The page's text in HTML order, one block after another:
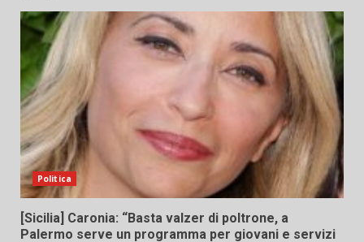
Politica
[Sicilia] Caronia: “Basta valzer di poltrone, a
Palermo serve un programma per giovani e servizi